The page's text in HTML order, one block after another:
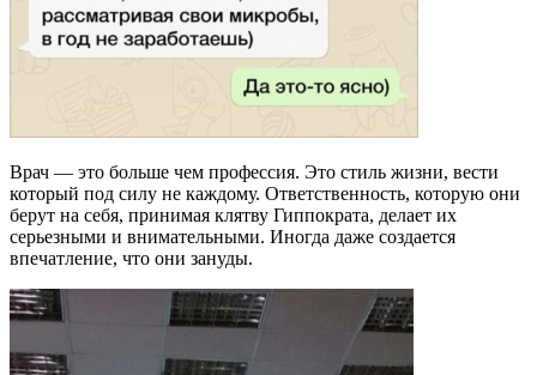
Врач — это больше чем профессия. Это стиль жизни, вести
который под силу не каждому. Ответственность, которую они
берут на себя, принимая клятву Гиппократа, делает их
серьезными и внимательными. Иногда даже создается
впечатление, что они зануды.